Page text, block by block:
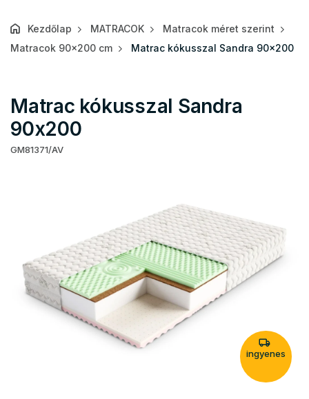
Kezdőlap MATRACOK
Matracok méret szerint
Matracok 90x200 cm
Matrac kókusszal Sandra 90x200
Matrac kókusszal Sandra
90x200
GM81371/AV
ingyenes